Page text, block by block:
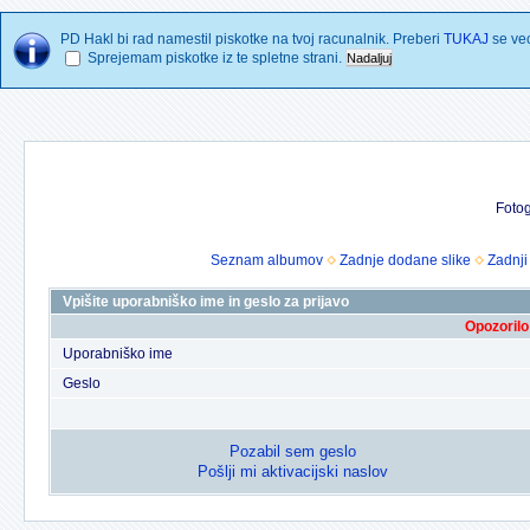
PD Hakl bi rad namestil piskotke na tvoj racunalnik. Preberi TUKAJ se
Sprejemam piskotke iz te spletne strani.
Seznam albumov Zadnje dodane slike
Vpišite uporabniško ime in geslo za prijavo
Uporabniško ime
Geslo
Pozabil sem geslo
Pošlji mi aktivacijski naslov